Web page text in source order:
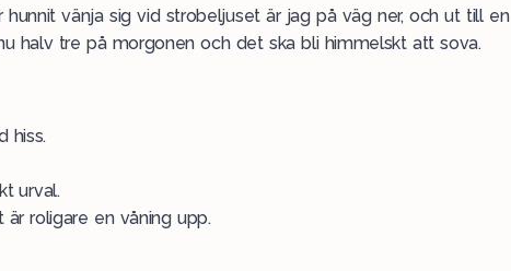
hunnit vänja sig vid strobeljuset är jag på väg ner, och ut till en
halv tre på morgonen och det ska bli himmelskt att sova.
hiss.
urval.
roligare en våning upp.